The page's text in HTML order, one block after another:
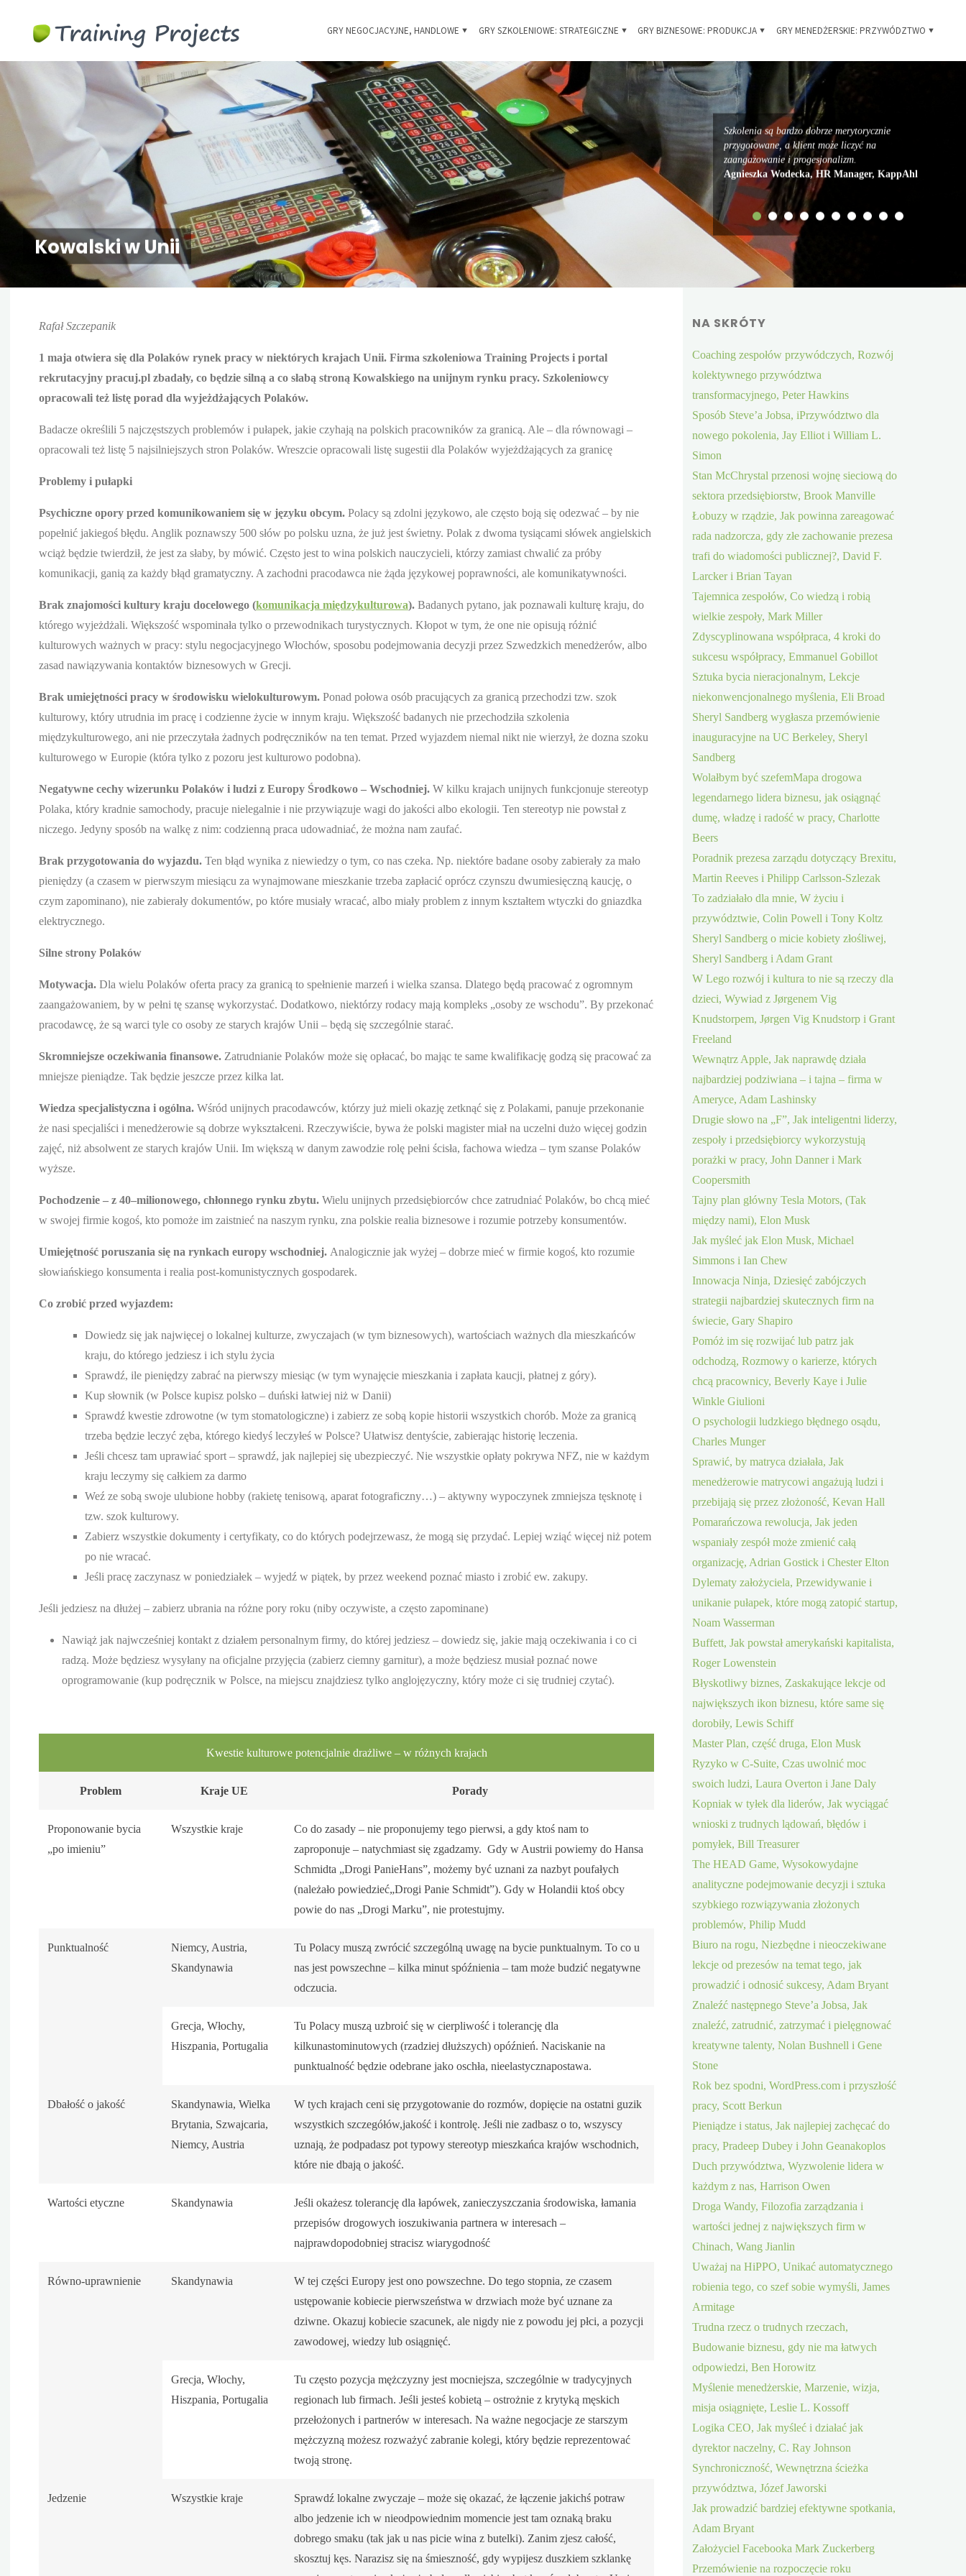
biznesowe i
content
GRY NEGOCJACYJNE, HANDLOWE GRY SZKOLENIOWE: STRATEGICZNE GRY BIZNESOWE: PRODUKCJA GRY MENEDŻERSKIE: PRZYWÓDZTWO
Kowalski w Unii
Szkolenia są bardzo dobrze merytorycznie
przygotowane, a klient może liczyć na
zaangażowanie i progesjonalizm.
Agnieszka Wodecka, HR Manager, KappAhl
Rafał Szczepanik
1 maja otwiera się dla Polaków rynek pracy w niektórych krajach Unii. Firma szkoleniowa Training Projects i portal
rekrutacyjny pracuj.pl zbadały, co będzie silną a co słabą stroną Kowalskiego na unijnym rynku pracy. Szkoleniowcy
opracowali też listę porad dla wyjeżdżających Polaków.
Badacze określili 5 najczęstszych problemów i pułapek, jakie czyhają na polskich pracowników za granicą. Ale – dla równowagi –
opracowali też listę 5 najsilniejszych stron Polaków. Wreszcie opracowali listę sugestii dla Polaków wyjeżdżających za granicę
Problemy i pułapki
Psychiczne opory przed komunikowaniem się w języku obcym. Polacy są zdolni językowo, ale często boją się odezwać – by nie
popełnić jakiegoś błędu. Anglik poznawszy 500 słów po polsku uzna, że już jest świetny. Polak z dwoma tysiącami słówek angielskich
wciąż będzie twierdził, że jest za słaby, by mówić. Często jest to wina polskich nauczycieli, którzy zamiast chwalić za próby
komunikacji, ganią za każdy błąd gramatyczny. A zachodni pracodawca nie żąda językowej poprawności, ale komunikatywności.
Brak znajomości kultury kraju docelowego (komunikacja międzykulturowa). Badanych pytano, jak poznawali kulturę kraju, do
którego wyjeżdżali. Większość wspominała tylko o przewodnikach turystycznych. Kłopot w tym, że one nie opisują różnić
kulturowych ważnych w pracy: stylu negocjacyjnego Włochów, sposobu podejmowania decyzji przez Szwedzkich menedżerów, albo
zasad nawiązywania kontaktów biznesowych w Grecji.
Brak umiejętności pracy w środowisku wielokulturowym. Ponad połowa osób pracujących za granicą przechodzi tzw. szok
kulturowy, który utrudnia im pracę i codzienne życie w innym kraju. Większość badanych nie przechodziła szkolenia
międzykulturowego, ani nie przeczytała żadnych podręczników na ten temat. Przed wyjazdem niemal nikt nie wierzył, że dozna szoku
kulturowego w Europie (która tylko z pozoru jest kulturowo podobna).
Negatywne cechy wizerunku Polaków i ludzi z Europy Środkowo – Wschodniej. W kilku krajach unijnych funkcjonuje stereotyp
Polaka, który kradnie samochody, pracuje nielegalnie i nie przywiązuje wagi do jakości albo ekologii. Ten stereotyp nie powstał z
niczego. Jedyny sposób na walkę z nim: codzienną praca udowadniać, że można nam zaufać.
Brak przygotowania do wyjazdu. Ten błąd wynika z niewiedzy o tym, co nas czeka. Np. niektóre badane osoby zabierały za mało
pieniędzy (a czasem w pierwszym miesiącu za wynajmowane mieszkanie trzeba zapłacić oprócz czynszu dwumiesięczną kaucję, o
czym zapominano), nie zabierały dokumentów, po które musiały wracać, albo miały problem z innym kształtem wtyczki do gniazdka
elektrycznego.
Silne strony Polaków
Motywacja. Dla wielu Polaków oferta pracy za granicą to spełnienie marzeń i wielka szansa. Dlatego będą pracować z ogromnym
zaangażowaniem, by w pełni tę szansę wykorzystać. Dodatkowo, niektórzy rodacy mają kompleks „osoby ze wschodu”. By przekonać
pracodawcę, że są warci tyle co osoby ze starych krajów Unii – będą się szczególnie starać.
Skromniejsze oczekiwania finansowe. Zatrudnianie Polaków może się opłacać, bo mając te same kwalifikację godzą się pracować za
mniejsze pieniądze. Tak będzie jeszcze przez kilka lat.
Wiedza specjalistyczna i ogólna. Wśród unijnych pracodawców, którzy już mieli okazję zetknąć się z Polakami, panuje przekonanie
że nasi specjaliści i menedżerowie są dobrze wykształceni. Rzeczywiście, bywa że polski magister miał na uczelni dużo więcej godzin
zajęć, niż absolwent ze starych krajów Unii. Im większą w danym zawodzie rolę pełni ścisła, fachowa wiedza – tym szanse Polaków
wyższe.
Pochodzenie – z 40–milionowego, chłonnego rynku zbytu. Wielu unijnych przedsiębiorców chce zatrudniać Polaków, bo chcą mieć
w swojej firmie kogoś, kto pomoże im zaistnieć na naszym rynku, zna polskie realia biznesowe i rozumie potrzeby konsumentów.
Umiejętność poruszania się na rynkach europy wschodniej. Analogicznie jak wyżej – dobrze mieć w firmie kogoś, kto rozumie
słowiańskiego konsumenta i realia post-komunistycznych gospodarek.
Co zrobić przed wyjazdem:
Dowiedz się jak najwięcej o lokalnej kulturze, zwyczajach (w tym biznesowych), wartościach ważnych dla mieszkańców
kraju, do którego jedziesz i ich stylu życia
Sprawdź, ile pieniędzy zabrać na pierwszy miesiąc (w tym wynajęcie mieszkania i zapłata kaucji, płatnej z góry).
Kup słownik (w Polsce kupisz polsko – duński łatwiej niż w Danii)
Sprawdź kwestie zdrowotne (w tym stomatologiczne) i zabierz ze sobą kopie historii wszystkich chorób. Może za granicą
trzeba będzie leczyć zęba, którego kiedyś leczyłeś w Polsce? Ułatwisz dentyście, zabierając historię leczenia.
Jeśli chcesz tam uprawiać sport – sprawdź, jak najlepiej się ubezpieczyć. Nie wszystkie opłaty pokrywa NFZ, nie w każdym
kraju leczymy się całkiem za darmo
Weź ze sobą swoje ulubione hobby (rakietę tenisową, aparat fotograficzny…) – aktywny wypoczynek zmniejsza tęsknotę i
tzw. szok kulturowy.
Zabierz wszystkie dokumenty i certyfikaty, co do których podejrzewasz, że mogą się przydać. Lepiej wziąć więcej niż potem
po nie wracać.
Jeśli pracę zaczynasz w poniedziałek – wyjedź w piątek, by przez weekend poznać miasto i zrobić ew. zakupy.
Jeśli jedziesz na dłużej – zabierz ubrania na różne pory roku (niby oczywiste, a często zapominane)
Nawiąż jak najwcześniej kontakt z działem personalnym firmy, do której jedziesz – dowiedz się, jakie mają oczekiwania i co ci
radzą. Może będziesz wysyłany na oficjalne przyjęcia (zabierz ciemny garnitur), a może będziesz musiał poznać nowe
oprogramowanie (kup podręcznik w Polsce, na miejscu znajdziesz tylko anglojęzyczny, który może ci się trudniej czytać).
Kwestie kulturowe potencjalnie drażliwe – w różnych krajach
Problem Kraje UE Porady
Proponowanie bycia
„po imieniu”
Wszystkie kraje
Co do zasady – nie proponujemy tego pierwsi, a gdy ktoś nam to
zaproponuje – natychmiast się zgadzamy. Gdy w Austrii powiemy do Hansa
Schmidta „Drogi PanieHans”, możemy być uznani za nazbyt poufałych
(należało powiedzieć„Drogi Panie Schmidt”). Gdy w Holandii ktoś obcy
powie do nas „Drogi Marku”, nie protestujmy.
Punktualność
Niemcy, Austria,
Skandynawia
Tu Polacy muszą zwrócić szczególną uwagę na bycie punktualnym. To co u
nas jest powszechne – kilka minut spóźnienia – tam może budzić negatywne
odczucia.
Grecja, Włochy,
Hiszpania, Portugalia
Tu Polacy muszą uzbroić się w cierpliwość i tolerancję dla
kilkunastominutowych (rzadziej dłuższych) opóźnień. Naciskanie na
punktualność będzie odebrane jako oschła, nieelastycznapostawa.
Dbałość o jakość
Skandynawia, Wielka
Brytania, Szwajcaria,
Niemcy, Austria
W tych krajach ceni się przygotowanie do rozmów, dopięcie na ostatni guzik
wszystkich szczegółów,jakość i kontrolę. Jeśli nie zadbasz o to, wszyscy
uznają, że podpadasz pot typowy stereotyp mieszkańca krajów wschodnich,
które nie dbają o jakość.
Wartości etyczne Skandynawia
Jeśli okażesz tolerancję dla łapówek, zanieczyszczania środowiska, łamania
przepisów drogowych ioszukiwania partnera w interesach –
najprawdopodobniej stracisz wiarygodność
Równo-uprawnienie Skandynawia
W tej części Europy jest ono powszechne. Do tego stopnia, ze czasem
ustępowanie kobiecie pierwszeństwa w drzwiach może być uznane za
dziwne. Okazuj kobiecie szacunek, ale nigdy nie z powodu jej płci, a pozycji
zawodowej, wiedzy lub osiągnięć.
Grecja, Włochy,
Hiszpania, Portugalia
Tu często pozycja mężczyzny jest mocniejsza, szczególnie w tradycyjnych
regionach lub firmach. Jeśli jesteś kobietą – ostrożnie z krytyką męskich
przełożonych i partnerów w interesach. Na ważne negocjacje ze starszym
mężczyzną możesz rozważyć zabranie kolegi, który będzie reprezentować
twoją stronę.
Jedzenie Wszystkie kraje
Sprawdź lokalne zwyczaje – może się okazać, że łączenie jakichś potraw
albo jedzenie ich w nieodpowiednim momencie jest tam oznaką braku
dobrego smaku (tak jak u nas picie wina z butelki). Zanim zjesz całość,
skosztuj kęs. Narazisz się na śmieszność, gdy wypijesz duszkiem szklankę
NA SKRÓTY
Coaching zespołów przywódczych, Rozwój
kolektywnego przywództwa
transformacyjnego, Peter Hawkins
Sposób Steve’a Jobsa, iPrzywództwo dla
nowego pokolenia, Jay Elliot i William L.
Simon
Stan McChrystal przenosi wojnę sieciową do
sektora przedsiębiorstw, Brook Manville
Łobuzy w rządzie, Jak powinna zareagować
rada nadzorcza, gdy złe zachowanie prezesa
trafi do wiadomości publicznej?, David F.
Larcker i Brian Tayan
Tajemnica zespołów, Co wiedzą i robią
wielkie zespoły, Mark Miller
Zdyscyplinowana współpraca, 4 kroki do
sukcesu współpracy, Emmanuel Gobillot
Sztuka bycia nieracjonalnym, Lekcje
niekonwencjonalnego myślenia, Eli Broad
Sheryl Sandberg wygłasza przemówienie
inauguracyjne na UC Berkeley, Sheryl
Sandberg
Wolałbym być szefemMapa drogowa
legendarnego lidera biznesu, jak osiągnąć
dumę, władzę i radość w pracy, Charlotte
Beers
Poradnik prezesa zarządu dotyczący Brexitu,
Martin Reeves i Philipp Carlsson-Szlezak
To zadziałało dla mnie, W życiu i
przywództwie, Colin Powell i Tony Koltz
Sheryl Sandberg o micie kobiety złośliwej,
Sheryl Sandberg i Adam Grant
W Lego rozwój i kultura to nie są rzeczy dla
dzieci, Wywiad z Jørgenem Vig
Knudstorpem, Jørgen Vig Knudstorp i Grant
Freeland
Wewnątrz Apple, Jak naprawdę działa
najbardziej podziwiana – i tajna – firma w
Ameryce, Adam Lashinsky
Drugie słowo na „F”, Jak inteligentni liderzy,
zespoły i przedsiębiorcy wykorzystują
porażki w pracy, John Danner i Mark
Coopersmith
Tajny plan główny Tesla Motors, (Tak
między nami), Elon Musk
Jak myśleć jak Elon Musk, Michael
Simmons i Ian Chew
Innowacja Ninja, Dziesięć zabójczych
strategii najbardziej skutecznych firm na
świecie, Gary Shapiro
Pomóż im się rozwijać lub patrz jak
odchodzą, Rozmowy o karierze, których
chcą pracownicy, Beverly Kaye i Julie
Winkle Giulioni
O psychologii ludzkiego błędnego osądu,
Charles Munger
Sprawić, by matryca działała, Jak
menedżerowie matrycowi angażują ludzi i
przebijają się przez złożoność, Kevan Hall
Pomarańczowa rewolucja, Jak jeden
wspaniały zespół może zmienić całą
organizację, Adrian Gostick i Chester Elton
Dylematy założyciela, Przewidywanie i
unikanie pułapek, które mogą zatopić startup,
Noam Wasserman
Buffett, Jak powstał amerykański kapitalista,
Roger Lowenstein
Błyskotliwy biznes, Zaskakujące lekcje od
największych ikon biznesu, które same się
dorobiły, Lewis Schiff
Master Plan, część druga, Elon Musk
Ryzyko w C-Suite, Czas uwolnić moc
swoich ludzi, Laura Overton i Jane Daly
Kopniak w tyłek dla liderów, Jak wyciągać
wnioski z trudnych lądowań, błędów i
pomyłek, Bill Treasurer
The HEAD Game, Wysokowydajne
analityczne podejmowanie decyzji i sztuka
szybkiego rozwiązywania złożonych
problemów, Philip Mudd
Biuro na rogu, Niezbędne i nieoczekiwane
lekcje od prezesów na temat tego, jak
prowadzić i odnosić sukcesy, Adam Bryant
Znaleźć następnego Steve’a Jobsa, Jak
znaleźć, zatrudnić, zatrzymać i pielęgnować
kreatywne talenty, Nolan Bushnell i Gene
Stone
Rok bez spodni, WordPress.com i przyszłość
pracy, Scott Berkun
Pieniądze i status, Jak najlepiej zachęcać do
pracy, Pradeep Dubey i John Geanakoplos
Duch przywództwa, Wyzwolenie lidera w
każdym z nas, Harrison Owen
Droga Wandy, Filozofia zarządzania i
wartości jednej z największych firm w
Chinach, Wang Jianlin
Uważaj na HiPPO, Unikać automatycznego
robienia tego, co szef sobie wymyśli, James
Armitage
Trudna rzecz o trudnych rzeczach,
Budowanie biznesu, gdy nie ma łatwych
odpowiedzi, Ben Horowitz
Myślenie menedżerskie, Marzenie, wizja,
misja osiągnięte, Leslie L. Kossoff
Logika CEO, Jak myśleć i działać jak
dyrektor naczelny, C. Ray Johnson
Synchroniczność, Wewnętrzna ścieżka
przywództwa, Józef Jaworski
Jak prowadzić bardziej efektywne spotkania,
Adam Bryant
Założyciel Facebooka Mark Zuckerberg
Przemówienie na rozpoczęcie roku